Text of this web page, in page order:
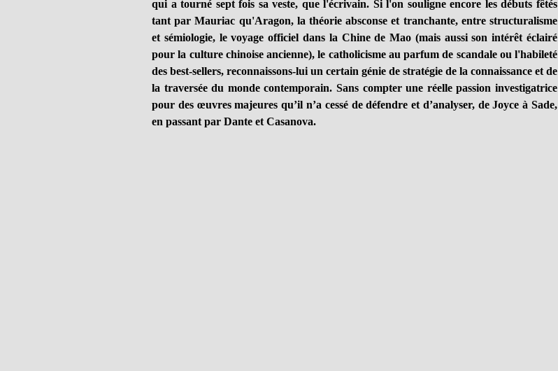
qui a tourné sept fois sa veste, que l'écrivain. Si l'on souligne encore les débuts fêtés
tant par Mauriac qu'Aragon, la théorie absconse et tranchante, entre structuralisme
et sémiologie, le voyage officiel dans la Chine de Mao (mais aussi son intérêt éclairé
pour la culture chinoise ancienne), le catholicisme au parfum de scandale ou l'habileté
des best-sellers, reconnaissons-lui un certain génie de stratégie de la connaissance et de
la traversée du monde contemporain. Sans compter une réelle passion investigatrice
pour des œuvres majeures qu’il n’a cessé de défendre et d’analyser, de Joyce à Sade,
en passant par Dante et Casanova.